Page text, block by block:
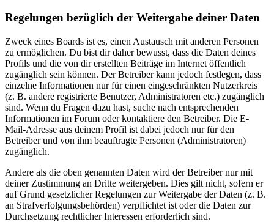
Regelungen bezüglich der Weitergabe deiner Daten
Zweck eines Boards ist es, einen Austausch mit anderen Personen
zu ermöglichen. Du bist dir daher bewusst, dass die Daten deines
Profils und die von dir erstellten Beiträge im Internet öffentlich
zugänglich sein können. Der Betreiber kann jedoch festlegen, dass
einzelne Informationen nur für einen eingeschränkten Nutzerkreis
(z. B. andere registrierte Benutzer, Administratoren etc.) zugänglich
sind. Wenn du Fragen dazu hast, suche nach entsprechenden
Informationen im Forum oder kontaktiere den Betreiber. Die E-
Mail-Adresse aus deinem Profil ist dabei jedoch nur für den
Betreiber und von ihm beauftragte Personen (Administratoren)
zugänglich.
Andere als die oben genannten Daten wird der Betreiber nur mit
deiner Zustimmung an Dritte weitergeben. Dies gilt nicht, sofern er
auf Grund gesetzlicher Regelungen zur Weitergabe der Daten (z. B.
an Strafverfolgungsbehörden) verpflichtet ist oder die Daten zur
Durchsetzung rechtlicher Interessen erforderlich sind.